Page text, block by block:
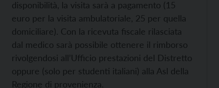
disponibilità, la visita sarà a pagamento (15
euro per la visita ambulatoriale, 25 per quella
domiciliare). Con la ricevuta fiscale rilasciata
dal medico sarà possibile ottenere il rimborso
rivolgendosi all’Ufficio prestazioni del Distretto
oppure (solo per studenti italiani) alla Asl della
Regione di provenienza.